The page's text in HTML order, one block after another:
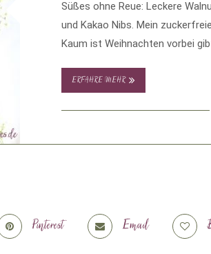
Süßes ohne Reue: Leckere
und Kakao Nibs. Mein
Kaum ist Weihnachten vorbei
ERFAHRE MEHR
Pinterest Email